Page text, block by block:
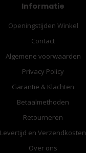
Informatie
Openingstijden Winkel
Contact
Algemene voorwaarden
Privacy Policy
Garantie & Klachten
Betaalmethoden
Retourneren
Levertijd en Verzendkosten
Over ons